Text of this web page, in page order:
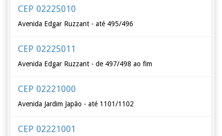
CEP 02225010
Avenida Edgar Ruzzant - até 495/496
CEP 02225011
Avenida Edgar Ruzzant - de 497/498 ao fim
CEP 02221000
Avenida Jardim Japão - até 1101/1102
CEP 02221001